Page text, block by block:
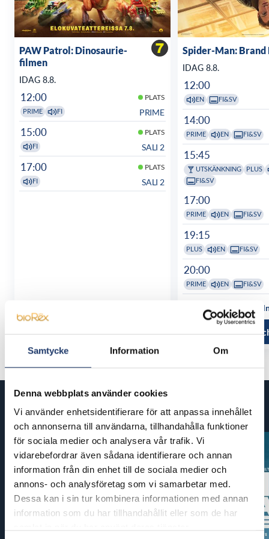
Samtycke Information Om
Denna webbplats använder cookies
Vi använder enhetsidentifierare för att anpassa innehållet
och annonserna till användarna, tillhandahålla funktioner
för sociala medier och analysera vår trafik. Vi
vidarebefordrar även sådana identifierare och annan
information från din enhet till de sociala medier och
annons- och analysföretag som vi samarbetar med.
Dessa kan i sin tur kombinera informationen med annan
information som du har tillhandahållit eller som de har
PAW Patrol: Dinosaurie-
filmen
IDAG 8.8.
12:00 PLATS
PRIME FI PRIME
15:00 PLATS
FI SALI 2
17:00 PLATS
FI SALI 2
Läs mer och köp
Spider-Man: Brand
IDAG 8.8.
12:00
EN FI&SV
14:00
PRIME EN FI&SV
15:45
UTSKÄNKNING
PLUS
FI&SV
17:00
PRIME EN FI&SV
19:15
PLUS EN FI&SV
20:00
PRIME EN FI&SV
Se alla
Läs mer
Kommande filmer